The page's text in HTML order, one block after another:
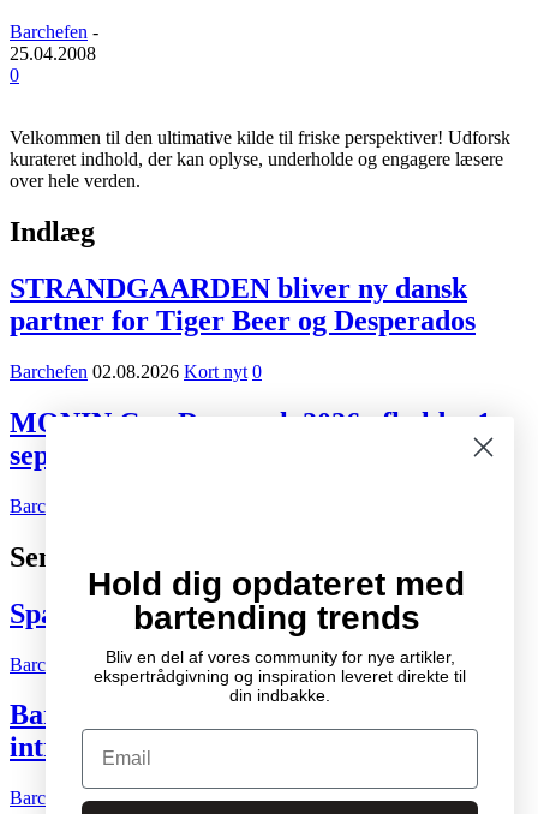
Barchefen -
25.04.2008
0
Velkommen til den ultimative kilde til friske perspektiver! Udforsk
kurateret indhold, der kan oplyse, underholde og engagere læsere
over hele verden.
Indlæg
STRANDGAARDEN bliver ny dansk
partner for Tiger Beer og Desperados
Barchefen 02.08.2026 Kort nyt 0
MONIN Cup Danmark 2026 afholdes 1.
september i København
Barchefen
Seneste indlæg
Spændende cocktail- og drinksbøger
Barchefen 04.10.2007 Litteratur 2
Bartenderens grundbog – Den ultimative
introduktion til cocktailkunsten
Barchefen 04.05.2015Litteratur 0
Hold dig opdateret med
bartending trends
Bliv en del af vores community for nye artikler,
ekspertrådgivning og inspiration leveret direkte til
din indbakke.
Email